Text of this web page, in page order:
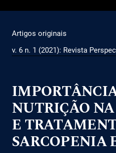
Artigos originais
v. 6 n. 1 (2021): Revista
NUTRIÇÃO
E
SARCOPENIA